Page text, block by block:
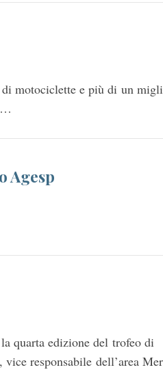
motociclette e più di un
Agesp
quarta edizione del trofeo di
responsabile dell’area